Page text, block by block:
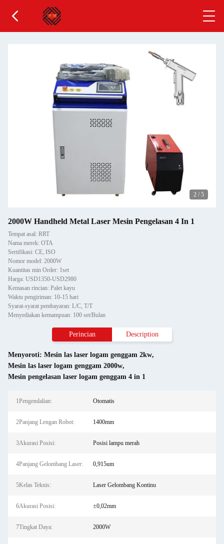
2 / 5
2000W Handheld Metal Laser Mesin Pengelasan 4 In 1
Tempat asal: RRT
Nama merek: OTA
Sertifikasi: CE, ISO
Nomor model: 2000W
Kuantitas min Order: 1set
Harga: USD1350-USD2980
Kemasan rincian: Palet kayu
Waktu pengiriman: 10-15 hari
Syarat-syarat pembayaran: L/C, T/T
Menyediakan kemampuan: 100 set/Bulan
Perincian Description
Menyoroti: Mesin las laser logam genggam 2kw,
Mesin las laser logam genggam 2000w,
Mesin pengelasan laser logam genggam 4 in 1
1Pengendalian: Otomatis
2Panjang Lengan Robot: 1400mm
3Akurasi Posisi: Posisi lampu merah
4Panjang Gelombang Laser: 0,915um
5Kelas Teknis: Laser Gelombang Kontinu
6Akurasi Posisi: ±0,02mm
7Tingkat Daya: 2000W